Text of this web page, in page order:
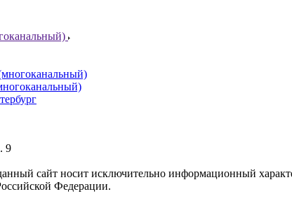
9
сайт носит исключительно информационный
Федерации.